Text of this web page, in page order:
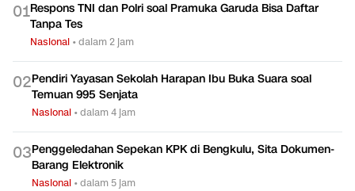
01Respons TNI dan Polri soal Pramuka Garuda Bisa Daftar
Tanpa Tes
Nasional •dalam 2 jam
02Pendiri Yayasan Sekolah Harapan Ibu Buka Suara soal
Temuan 995 Senjata
Nasional •dalam 4 jam
03Penggeledahan Sepekan KPK di Bengkulu, Sita Dokumen-
Barang Elektronik
Nasional •dalam 5 jam